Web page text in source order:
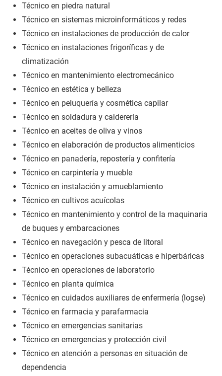
Técnico en piedra natural
Técnico en sistemas microinformáticos y redes
Técnico en instalaciones de producción de calor
Técnico en instalaciones frigoríficas y de
climatización
Técnico en mantenimiento electromecánico
Técnico en estética y belleza
Técnico en peluquería y cosmética capilar
Técnico en soldadura y calderería
Técnico en aceites de oliva y vinos
Técnico en elaboración de productos alimenticios
Técnico en panadería, repostería y confitería
Técnico en carpintería y mueble
Técnico en instalación y amueblamiento
Técnico en cultivos acuícolas
Técnico en mantenimiento y control de la maquinaria
de buques y embarcaciones
Técnico en navegación y pesca de litoral
Técnico en operaciones subacuáticas e hiperbáricas
Técnico en operaciones de laboratorio
Técnico en planta química
Técnico en cuidados auxiliares de enfermería (logse)
Técnico en farmacia y parafarmacia
Técnico en emergencias sanitarias
Técnico en emergencias y protección civil
Técnico en atención a personas en situación de
dependencia